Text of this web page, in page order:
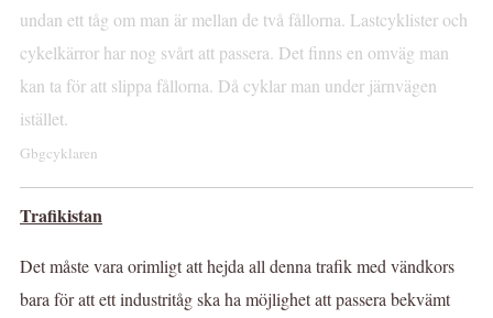
undan ett tåg om man är mellan de två fållorna. Lastcyklister och
cykelkärror har nog svårt att passera. Det finns en omväg man
kan ta för att slippa fållorna. Då cyklar man under järnvägen
istället.
Gbgcyklaren
Trafikistan
Det måste vara orimligt att hejda all denna trafik med vändkors
bara för att ett industritåg ska ha möjlighet att passera bekvämt